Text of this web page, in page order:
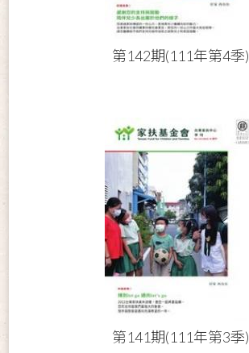
第142期(111年第4季)
第141期(111年第3季)